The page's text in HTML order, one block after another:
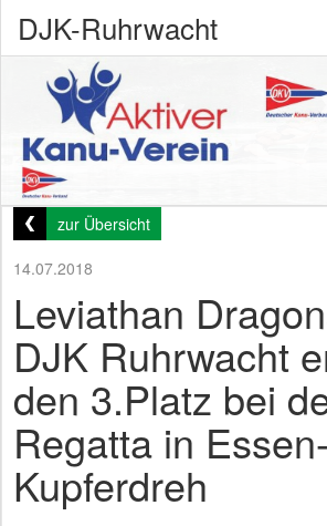
DJK-Ruhrwacht
zur Übersicht
14.07.2018
Leviathan
DJK Ruhrwacht
den 3.Platz bei
Regatta in Essen-
Kupferdreh